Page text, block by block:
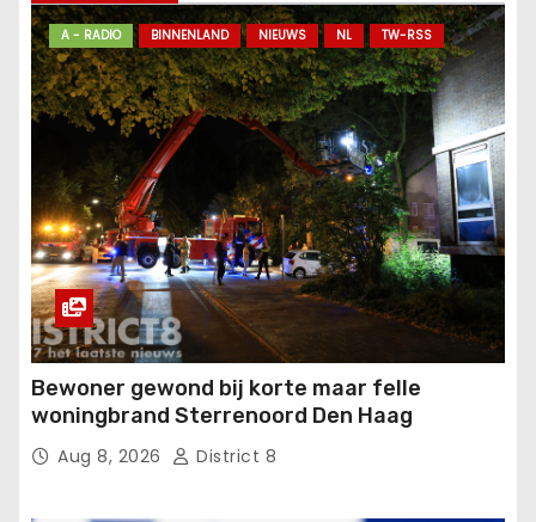
A - RADIO BINNENLAND NIEUWS NL TW-RSS
Bewoner gewond bij korte maar felle
woningbrand Sterrenoord Den Haag
Aug 8, 2026 District 8